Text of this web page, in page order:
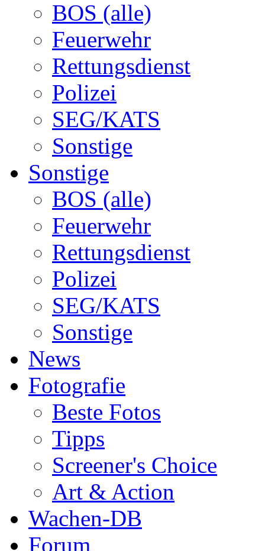
BOS (alle)
Feuerwehr
Rettungsdienst
Polizei
SEG/KATS
Sonstige
Sonstige
BOS (alle)
Feuerwehr
Rettungsdienst
Polizei
SEG/KATS
Sonstige
News
Fotografie
Beste Fotos
Tipps
Screener's Choice
Art & Action
Wachen-DB
Forum